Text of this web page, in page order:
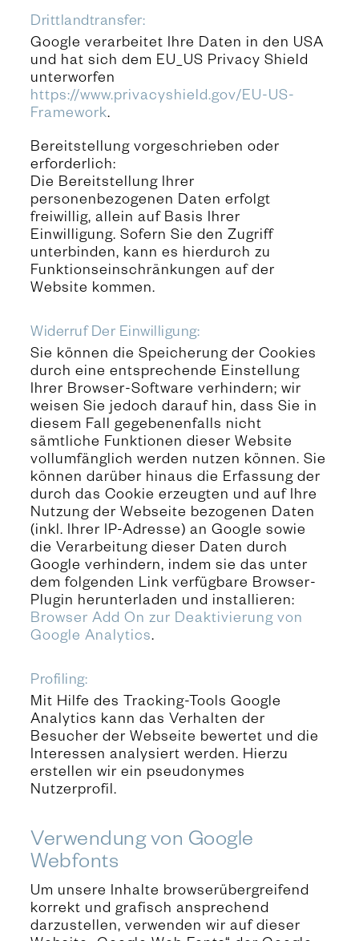
Drittlandtransfer:
Google verarbeitet Ihre Daten in den USA
und hat sich dem EU_US Privacy Shield
unterworfen
https://www.privacyshield.gov/EU-US-
Framework.
Bereitstellung vorgeschrieben oder
erforderlich:
Die Bereitstellung Ihrer
personenbezogenen Daten erfolgt
freiwillig, allein auf Basis Ihrer
Einwilligung. Sofern Sie den Zugriff
unterbinden, kann es hierdurch zu
Funktionseinschränkungen auf der
Website kommen.
Widerruf Der Einwilligung:
Sie können die Speicherung der Cookies
durch eine entsprechende Einstellung
Ihrer Browser-Software verhindern; wir
weisen Sie jedoch darauf hin, dass Sie in
diesem Fall gegebenenfalls nicht
sämtliche Funktionen dieser Website
vollumfänglich werden nutzen können. Sie
können darüber hinaus die Erfassung der
durch das Cookie erzeugten und auf Ihre
Nutzung der Webseite bezogenen Daten
(inkl. Ihrer IP-Adresse) an Google sowie
die Verarbeitung dieser Daten durch
Google verhindern, indem sie das unter
dem folgenden Link verfügbare Browser-
Plugin herunterladen und installieren:
Browser Add On zur Deaktivierung von
Google Analytics.
Profiling:
Mit Hilfe des Tracking-Tools Google
Analytics kann das Verhalten der
Besucher der Webseite bewertet und die
Interessen analysiert werden. Hierzu
erstellen wir ein pseudonymes
Nutzerprofil.
Verwendung von Google
Webfonts
Um unsere Inhalte browserübergreifend
korrekt und grafisch ansprechend
darzustellen, verwenden wir auf dieser